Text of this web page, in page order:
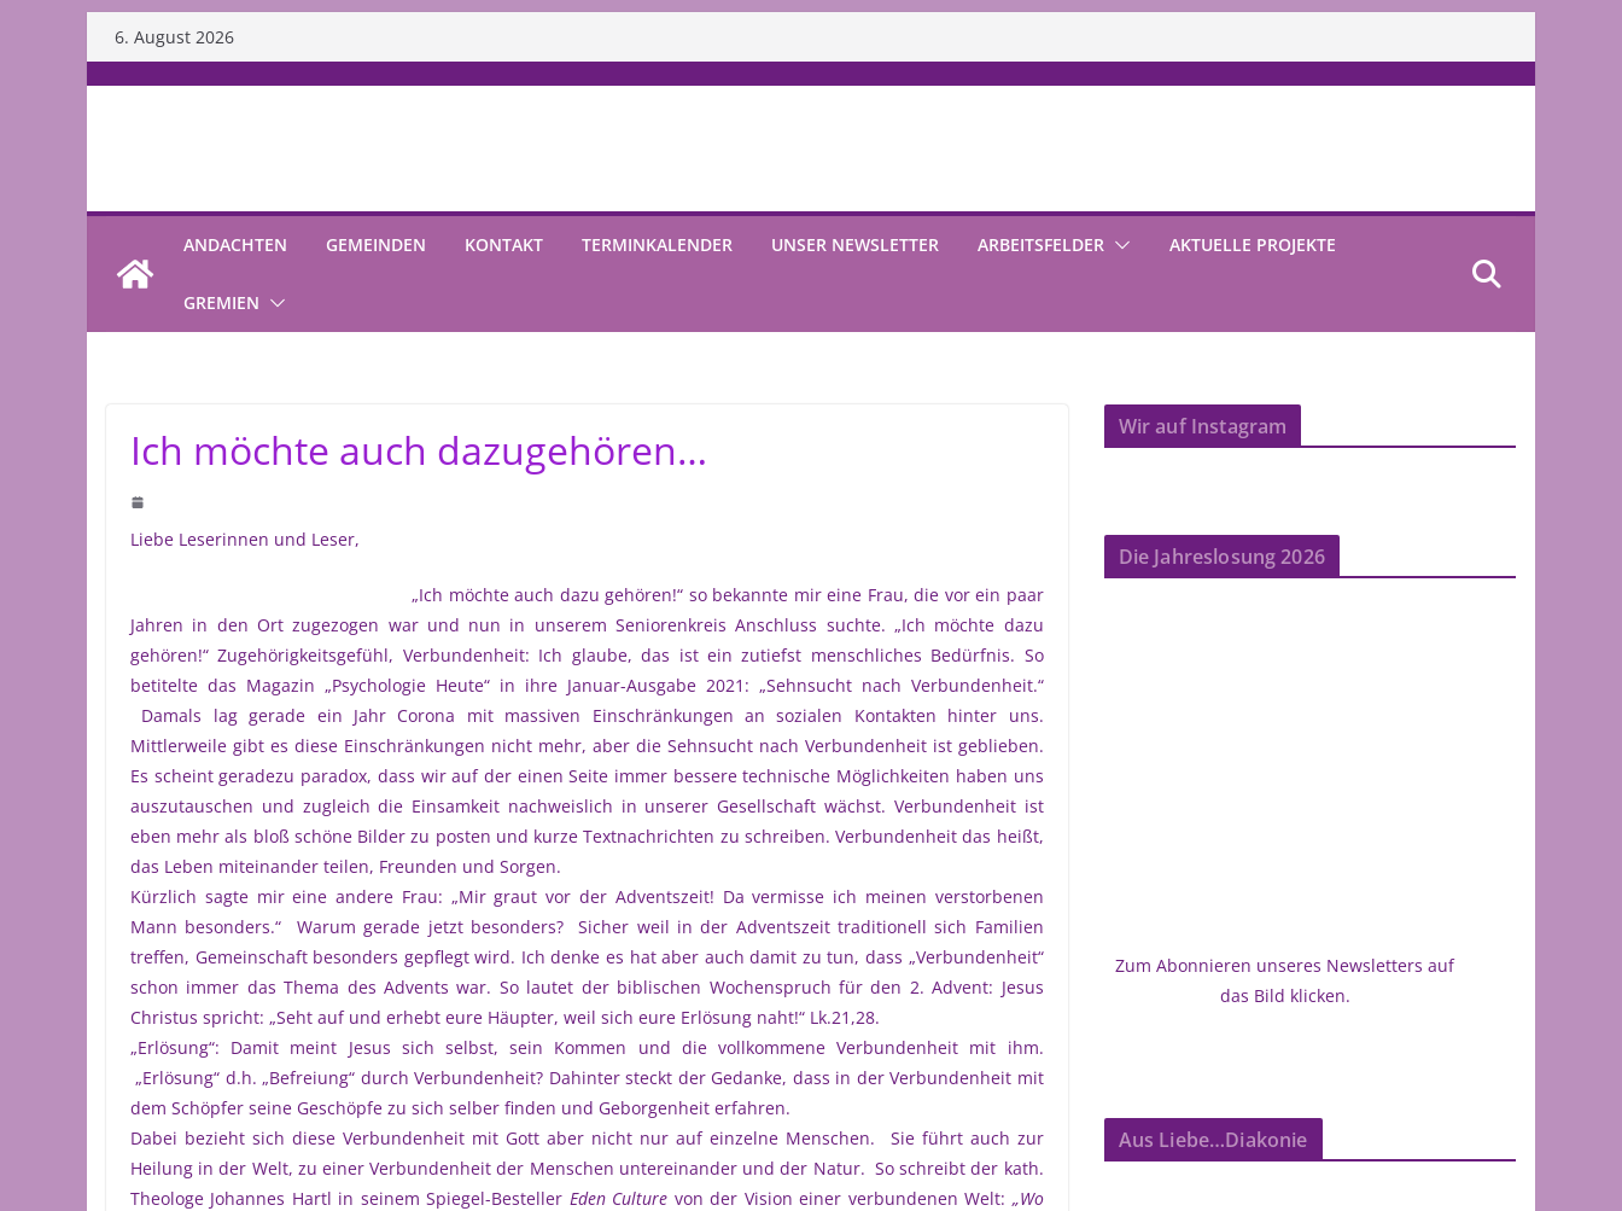
Skip
to
6. August 2026
ANDACHTEN GEMEINDEN KONTAKT TERMINKALENDER UNSER NEWSLETTER ARBEITSFELDER AKTUELLE PROJEKTE
GREMIEN
Ich möchte auch dazugehören…
Liebe Leserinnen und Leser,
„Ich möchte auch dazu gehören!“ so bekannte mir eine Frau, die vor ein paar
Jahren in den Ort zugezogen war und nun in unserem Seniorenkreis Anschluss suchte. „Ich möchte dazu
gehören!“ Zugehörigkeitsgefühl, Verbundenheit: Ich glaube, das ist ein zutiefst menschliches Bedürfnis. So
betitelte das Magazin „Psychologie Heute“ in ihre Januar-Ausgabe 2021: „Sehnsucht nach Verbundenheit.“
Damals lag gerade ein Jahr Corona mit massiven Einschränkungen an sozialen Kontakten hinter uns.
Mittlerweile gibt es diese Einschränkungen nicht mehr, aber die Sehnsucht nach Verbundenheit ist geblieben.
Es scheint geradezu paradox, dass wir auf der einen Seite immer bessere technische Möglichkeiten haben uns
auszutauschen und zugleich die Einsamkeit nachweislich in unserer Gesellschaft wächst. Verbundenheit ist
eben mehr als bloß schöne Bilder zu posten und kurze Textnachrichten zu schreiben. Verbundenheit das heißt,
das Leben miteinander teilen, Freunden und Sorgen.
Kürzlich sagte mir eine andere Frau: „Mir graut vor der Adventszeit! Da vermisse ich meinen verstorbenen
Mann besonders.“ Warum gerade jetzt besonders? Sicher weil in der Adventszeit traditionell sich Familien
treffen, Gemeinschaft besonders gepflegt wird. Ich denke es hat aber auch damit zu tun, dass „Verbundenheit“
schon immer das Thema des Advents war. So lautet der biblischen Wochenspruch für den 2. Advent: Jesus
Christus spricht: „Seht auf und erhebt eure Häupter, weil sich eure Erlösung naht!“ Lk.21,28.
„Erlösung“: Damit meint Jesus sich selbst, sein Kommen und die vollkommene Verbundenheit mit ihm.
„Erlösung“ d.h. „Befreiung“ durch Verbundenheit? Dahinter steckt der Gedanke, dass in der Verbundenheit mit
dem Schöpfer seine Geschöpfe zu sich selber finden und Geborgenheit erfahren.
Dabei bezieht sich diese Verbundenheit mit Gott aber nicht nur auf einzelne Menschen. Sie führt auch zur
Heilung in der Welt, zu einer Verbundenheit der Menschen untereinander und der Natur. So schreibt der kath.
Theologe Johannes Hartl in seinem Spiegel-Besteller Eden Culture von der Vision einer verbundenen Welt: „Wo
Wir auf Instagram
Die Jahreslosung 2026
Zum Abonnieren unseres Newsletters auf
das Bild klicken.
Aus Liebe…Diakonie